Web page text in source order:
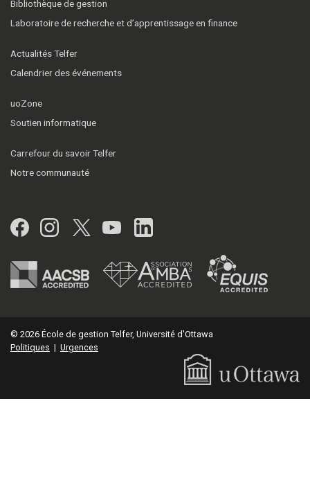
Bibliothèque de gestion
Laboratoire de recherche et d’apprentissage en finance
Actualités Telfer
Calendrier des événements
uoZone
Soutien informatique
Carrefour du savoir Telfer
Notre communauté
Facebook
Instagram
Twitter
YouTubeLinkedIn
© 2026 École de gestion Telfer, Université d'Ottawa
Politiques | Urgences